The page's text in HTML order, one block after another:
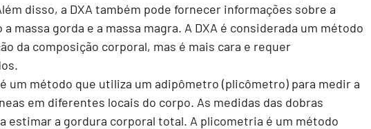
disso, a DXA também pode fornecer informações sobre a
massa gorda e a massa magra. A DXA é considerada um método
da composição corporal, mas é mais cara e requer
um método que utiliza um adipômetro (plicômetro) para medir a
em diferentes locais do corpo. As medidas das dobras
estimar a gordura corporal total. A plicometria é um método